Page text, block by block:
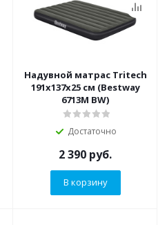
Надувной матрас Tritech
191x137x25 см (Bestway
6713M BW)
Достаточно
2 390 руб.
В корзину